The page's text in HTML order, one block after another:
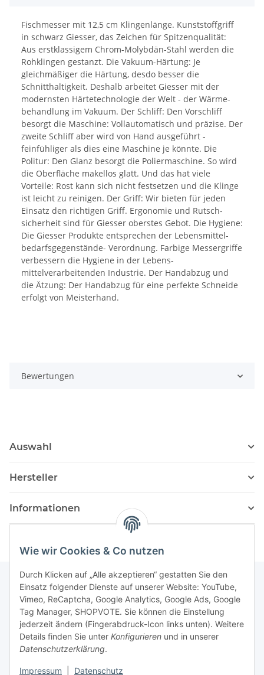
Wie wir Cookies & Co nutzen
Durch Klicken auf „Alle akzeptieren“ gestatten Sie den
Einsatz folgender Dienste auf unserer Website: YouTube,
Vimeo, ReCaptcha, Google Analytics, Google Ads, Google
Tag Manager, SHOPVOTE. Sie können die Einstellung
jederzeit ändern (Fingerabdruck-Icon links unten). Weitere
Details finden Sie unter Konfigurieren und in unserer
Datenschutzerklärung.
Impressum Datenschutz
Fischmesser mit 12,5 cm Klingenlänge. Kunststoffgriff
in schwarz Giesser, das Zeichen für Spitzenqualität:
Aus erstklassigem Chrom-Molybdän-Stahl werden die
Rohklingen gestanzt. Die Vakuum-Härtung: Je
gleichmäßiger die Härtung, desdo besser die
Schnitthaltigkeit. Deshalb arbeitet Giesser mit der
modernsten Härtetechnologie der Welt - der Wärme-
behandlung im Vakuum. Der Schliff: Den Vorschliff
besorgt die Maschine: Vollautomatisch und präzise. Der
zweite Schliff aber wird von Hand ausgeführt -
feinfühliger als dies eine Maschine je könnte. Die
Politur: Den Glanz besorgt die Poliermaschine. So wird
die Oberfläche makellos glatt. Und das hat viele
Vorteile: Rost kann sich nicht festsetzen und die Klinge
ist leicht zu reinigen. Der Griff: Wir bieten für jeden
Einsatz den richtigen Griff. Ergonomie und Rutsch-
sicherheit sind für Giesser oberstes Gebot. Die Hygiene:
Die Giesser Produkte entsprechen der Lebensmittel-
bedarfsgegenstände- Verordnung. Farbige Messergriffe
verbessern die Hygiene in der Lebens-
mittelverarbeitenden Industrie. Der Handabzug und
die Ätzung: Der Handabzug für eine perfekte Schneide
erfolgt von Meisterhand.
Bewertungen
Auswahl
Hersteller
Informationen
Newsletter Abonnieren
Bitte senden Sie mir entsprechend Ihrer
Datenschutzerklärung
regelmäßig und jederzeit widerruflich
Informationen zu Ihrem Produktsortiment per E-Mail zu.